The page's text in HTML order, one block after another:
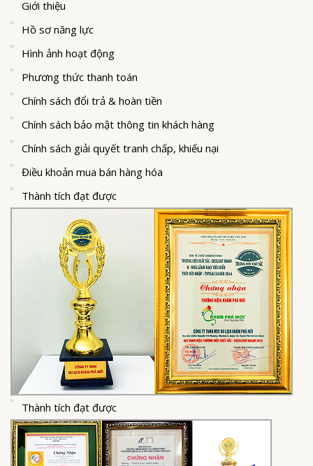
Giới thiệu
Hồ sơ năng lực
Hình ảnh hoạt động
Phương thức thanh toán
Chính sách đổi trả & hoàn tiền
Chính sách bảo mật thông tin khách hàng
Chính sách giải quyết tranh chấp, khiếu nại
Điều khoản mua bán hàng hóa
Thành tích đạt được
Thành tích đạt được